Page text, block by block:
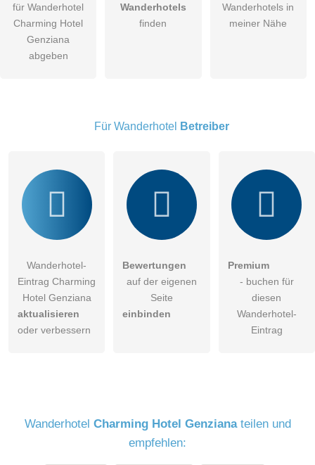
DieDatenschutzerklärunghabe ich zur Kenntnis genommen.
öffentliche Frage stellen
Wanderhotel-Eintrag zu stellen.
für Wanderhotel
Charming Hotel
Genziana
abgeben
Wanderhotels
finden
Wanderhotels in
meiner Nähe
Für Wanderhotel Betreiber
Wanderhotel-
Eintrag Charming
Hotel Genziana
aktualisieren
oder verbessern
Bewertungen
auf der eigenen
Seite
einbinden
Premium
- buchen für
diesen
Wanderhotel-
Eintrag
Wanderhotel Charming Hotel Genzianateilen und
empfehlen: